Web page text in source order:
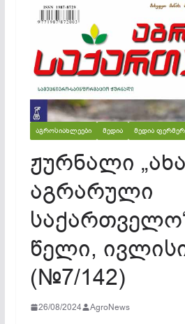
ᲐᲒᲠᲝᲡᲘᲐᲮᲚᲔᲔᲑᲘ ᲛᲔᲓᲘᲐ ᲛᲔᲓᲘᲐ
ჟურნალი
აგრარული
წელი,
(№7/142)
26/08/2024 AgroNews